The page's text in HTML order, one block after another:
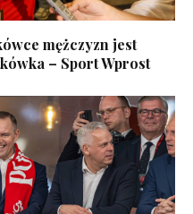
mężczyzn jest
– Sport Wprost